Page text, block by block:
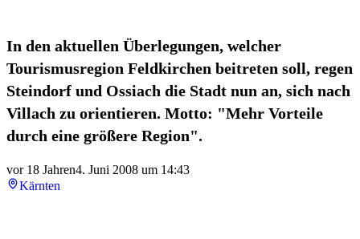
In den aktuellen Überlegungen, welcher
Tourismusregion Feldkirchen beitreten soll, regen
Steindorf und Ossiach die Stadt nun an, sich nach
Villach zu orientieren. Motto: "Mehr Vorteile
durch eine größere Region".
vor 18 Jahren4. Juni 2008 um 14:43
Kärnten